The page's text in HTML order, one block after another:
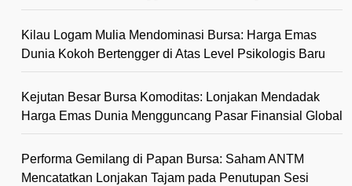
Kilau Logam Mulia Mendominasi Bursa: Harga Emas
Dunia Kokoh Bertengger di Atas Level Psikologis Baru
Kejutan Besar Bursa Komoditas: Lonjakan Mendadak
Harga Emas Dunia Mengguncang Pasar Finansial Global
Performa Gemilang di Papan Bursa: Saham ANTM
Mencatatkan Lonjakan Tajam pada Penutupan Sesi